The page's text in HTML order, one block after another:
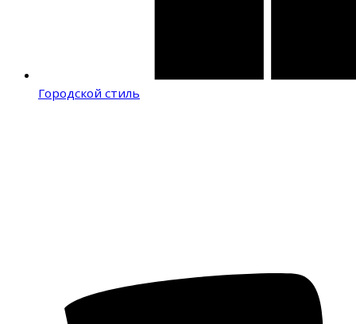
Городской стиль